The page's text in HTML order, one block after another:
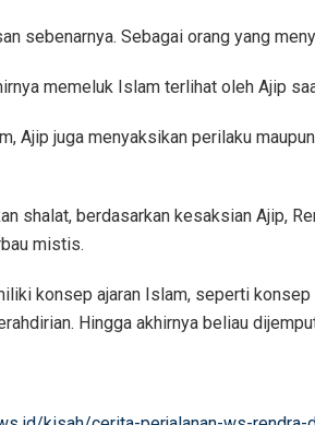
sebenarnya. Sebagai orang yang
memeluk Islam terlihat oleh Ajip
Ajip juga menyaksikan perilaku
shalat, berdasarkan kesaksian Ajip,
mistis.
konsep ajaran Islam, seperti
Hingga akhirnya beliau